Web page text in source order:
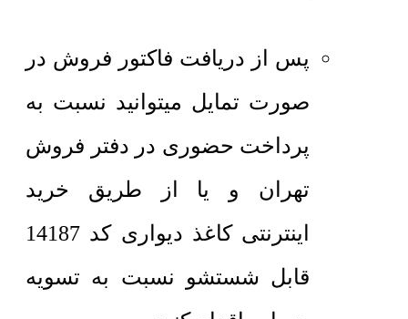
پس از دریافت فاکتور فروش در
صورت تمایل میتوانید نسبت به
پرداخت حضوری در دفتر فروش
تهران و یا از طریق خرید
اینترنتی کاغذ دیواری کد 14187
قابل شستشو نسبت به تسویه